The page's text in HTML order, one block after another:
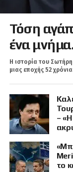
Τόση
ένα
Η ιστορία του Σωτήρη
μιας εποχής 52
–
το